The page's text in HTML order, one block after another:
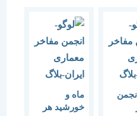
خورشید هر